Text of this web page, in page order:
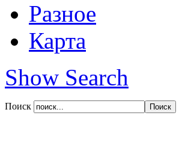
Разное
Карта
Show Search
Поиск